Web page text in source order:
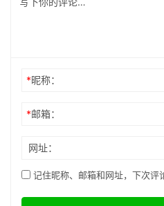
*昵称：
*邮箱：
网址：
记住昵称、邮箱和网址，下次评